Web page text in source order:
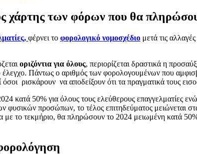
χάρτης των φόρων που θα
φέρνει το φορολογικό νομοσχέδιο μετά τις
οριζόντια για όλους, περιορίζεται δραστικά η
Πάντως ο αριθμός των φορολογουμένων που
ρισκάρουν να αποδείξουν ότι τα πραγματικά τους
κατά 50% για όλους τους ελεύθερους επαγγελματίες
φυσικών προσώπων, το τέλος επιτηδεύματος μειώνεται
με το τεκμήριο, θα πληρώσουν το 2024 μειωμένη κατά